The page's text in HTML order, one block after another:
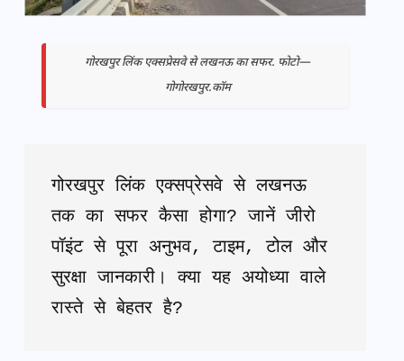
गोरखपुर लिंक एक्सप्रेसवे से लखनऊ का सफर. फोटो—
गोगोरखपुर.कॉम
गोरखपुर लिंक एक्सप्रेसवे से लखनऊ
तक का सफर कैसा होगा? जानें जीरो
पॉइंट से पूरा अनुभव, टाइम, टोल और
सुरक्षा जानकारी। क्या यह अयोध्या वाले
रास्ते से बेहतर है?